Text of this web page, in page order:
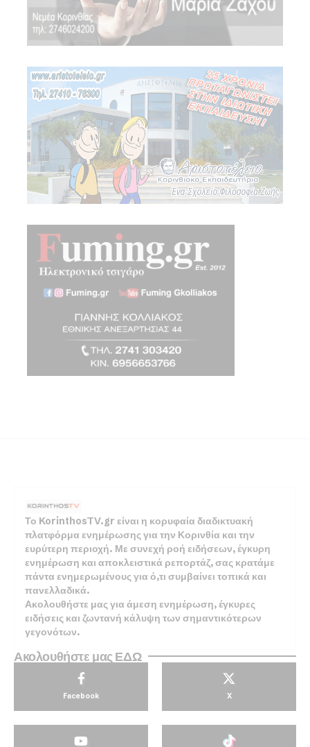
Το KorinthosTV.gr είναι η κορυφαία διαδικτυακή
πλατφόρμα ενημέρωσης για την Κορινθία και την
ευρύτερη περιοχή. Με συνεχή ροή ειδήσεων, έγκυρη
ενημέρωση και αποκλειστικά ρεπορτάζ, σας κρατάμε
πάντα ενημερωμένους για ό,τι συμβαίνει τοπικά και
πανελλαδικά.
Ακολουθήστε μας για άμεση ενημέρωση, έγκυρες
ειδήσεις και ζωντανή κάλυψη των σημαντικότερων
γεγονότων.
Ακολουθήστε μας ΕΔΩ
Facebook X